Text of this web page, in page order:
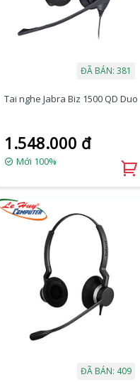
ĐÃ BÁN: 381
Tai nghe Jabra Biz 1500 QD Duo
1.548.000 đ
Mới 100%
ĐÃ BÁN: 409